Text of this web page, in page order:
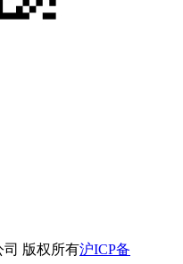
司 版权所有沪ICP备